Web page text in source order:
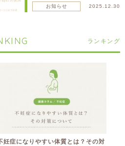
お知らせ 2025.12.30
ランキング
妊症になりやすい体質とは？その対